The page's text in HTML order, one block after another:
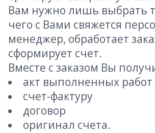
Вам нужно лишь выбрать
чего с Вами свяжется
менеджер, обработает
сформирует счет.
Вместе с заказом Вы
акт выполненных работ
счет-фактуру
договор
оригинал счета.